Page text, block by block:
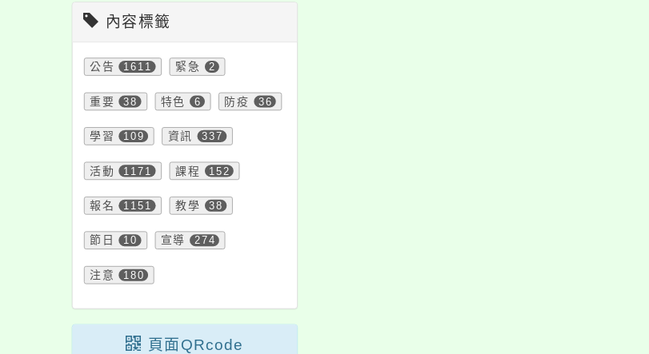
內容標籤
公告 1611 緊急 2
重要 38 特色 6 防疫 36
學習 109 資訊 337
活動 1171 課程 152
報名 1151 教學 38
節日 10 宣導 274
注意 180
頁面QRcode